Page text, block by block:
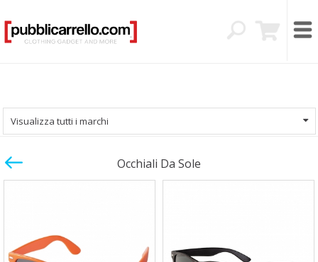
Visualizza tutti i marchi
Occhiali Da Sole